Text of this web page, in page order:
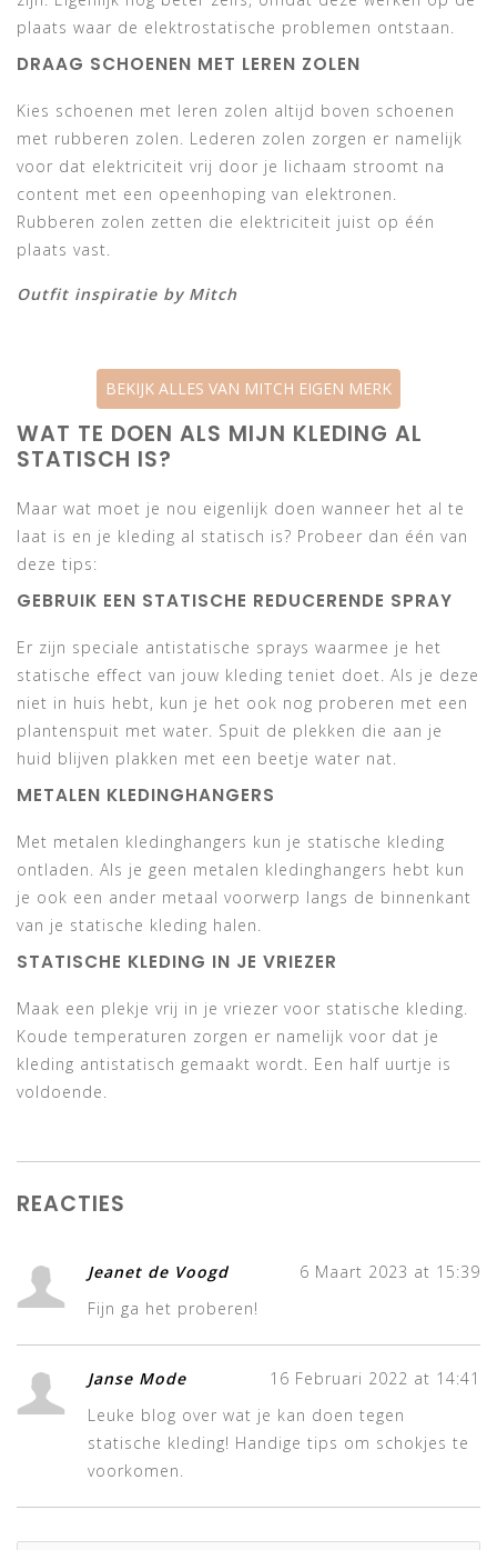
plaats waar de elektrostatische problemen ontstaan.
DRAAG SCHOENEN MET LEREN ZOLEN
Kies schoenen met leren zolen altijd boven schoenen
met rubberen zolen. Lederen zolen zorgen er namelijk
voor dat elektriciteit vrij door je lichaam stroomt na
content met een opeenhoping van elektronen.
Rubberen zolen zetten die elektriciteit juist op één
plaats vast.
Outfit inspiratie by Mitch
BEKIJK ALLES VAN MITCH EIGEN MERK
WAT TE DOEN ALS MIJN KLEDING AL
STATISCH IS?
Maar wat moet je nou eigenlijk doen wanneer het al te
laat is en je kleding al statisch is? Probeer dan één van
deze tips:
GEBRUIK EEN STATISCHE REDUCERENDE SPRAY
Er zijn speciale antistatische sprays waarmee je het
statische effect van jouw kleding teniet doet. Als je deze
niet in huis hebt, kun je het ook nog proberen met een
plantenspuit met water. Spuit de plekken die aan je
huid blijven plakken met een beetje water nat.
METALEN KLEDINGHANGERS
Met metalen kledinghangers kun je statische kleding
ontladen. Als je geen metalen kledinghangers hebt kun
je ook een ander metaal voorwerp langs de binnenkant
van je statische kleding halen.
STATISCHE KLEDING IN JE VRIEZER
Maak een plekje vrij in je vriezer voor statische kleding.
Koude temperaturen zorgen er namelijk voor dat je
kleding antistatisch gemaakt wordt. Een half uurtje is
voldoende.
REACTIES
Jeanet de Voogd
6 Maart 2023 at 15:39
Fijn ga het proberen!
Janse Mode
16 Februari 2022 at 14:41
Leuke blog over wat je kan doen tegen
statische kleding! Handige tips om schokjes te
voorkomen.